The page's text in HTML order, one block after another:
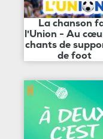
La chanson
l'Union - Au
chants de
de foot